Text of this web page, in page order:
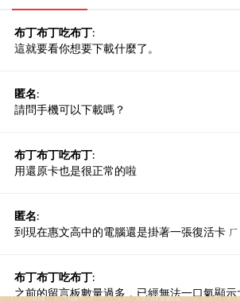
布丁布丁吃布丁:
這就要看你想要下載什麼了。
匿名:
請問手機可以下載嗎？
布丁布丁吃布丁:
用還原卡也是很正常的啦
匿名:
到現在惠文高中的電腦還是掛著一張復活卡 ㄏ
布丁布丁吃布丁:
之前的留言板數量過多，已經無法一口氣顯